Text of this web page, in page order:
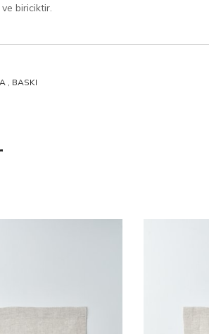
biriciktir.
BASKI